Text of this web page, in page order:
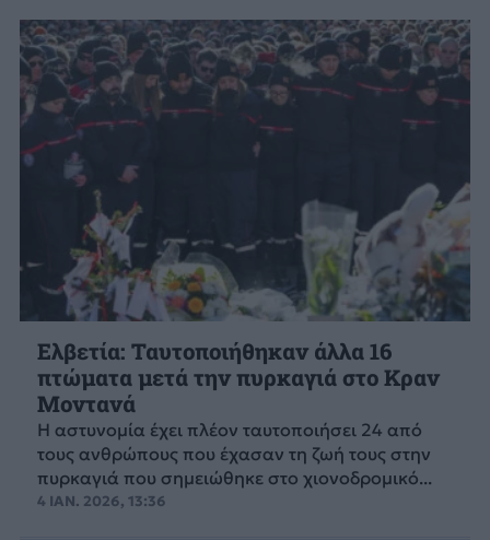
Ελβετία: Ταυτοποιήθηκαν άλλα 16
πτώματα μετά την πυρκαγιά στο Κραν
Μοντανά
Η αστυνομία έχει πλέον ταυτοποιήσει 24 από
τους ανθρώπους που έχασαν τη ζωή τους στην
πυρκαγιά που σημειώθηκε στο χιονοδρομικό...
4 ΙΑΝ. 2026, 13:36